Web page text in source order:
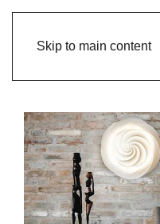
Skip to main content